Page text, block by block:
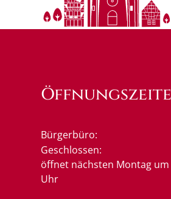
Bürgerbüro:
Klicken, um weitere
Geschlossen:
öffnet nächsten Montag um
Uhr